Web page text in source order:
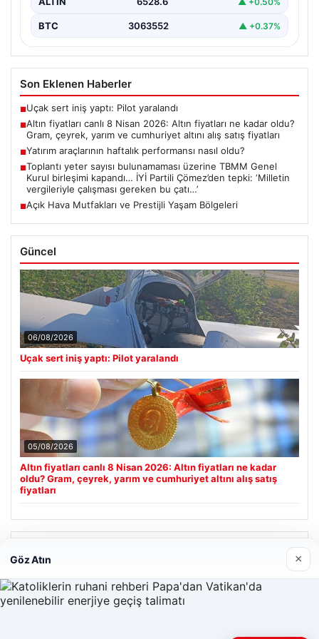
BTC 3063552 ▲ +0.37%
Son Eklenen Haberler
■Uçak sert iniş yaptı: Pilot yaralandı
■Altın fiyatları canlı 8 Nisan 2026: Altın fiyatları ne kadar oldu?
Gram, çeyrek, yarım ve cumhuriyet altını alış satış fiyatları
■Yatırım araçlarının haftalık performansı nasıl oldu?
■Toplantı yeter sayısı bulunamaması üzerine TBMM Genel
Kurul birleşimi kapandı… İYİ Partili Çömez’den tepki: ‘Milletin
vergileriyle çalışması gereken bu çatı…’
■Açık Hava Mutfakları ve Prestijli Yaşam Bölgeleri
Güncel
06/08/2026
Uçak sert iniş yaptı: Pilot yaralandı
05/08/2026
Altın fiyatları canlı 8 Nisan 2026: Altın fiyatları ne kadar
oldu? Gram, çeyrek, yarım ve cumhuriyet altını alış satış
fiyatları
Göz Atın ×